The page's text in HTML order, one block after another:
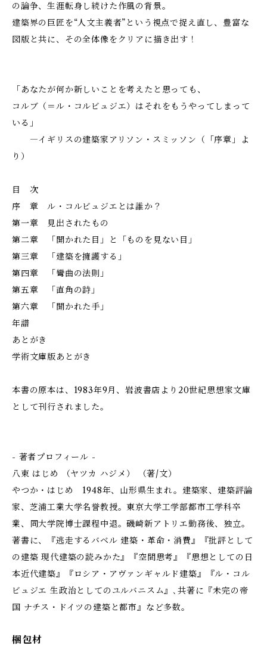
の論争、生涯転身し続けた作風の背景――。
建築界の巨匠を“人文主義者”という視点で捉え直し、豊富な
図版と共に、その全体像をクリアに描き出す！
「あなたが何か新しいことを考えたと思っても、
コルブ（＝ル・コルビュジエ）はそれをもうやってしまって
いる」
―イギリスの建築家アリソン・スミッソン（「序章」よ
り）
目 次
序 章 ル・コルビュジエとは誰か？
第一章 見出されたもの
第二章 「開かれた目」と「ものを見ない目」
第三章 「建築を擁護する」
第四章 「彎曲の法則」
第五章 「直角の詩」
第六章 「開かれた手」
年譜
あとがき
学術文庫版あとがき
本書の原本は、1983年9月、岩波書店より20世紀思想家文庫
として刊行されました。
- 著者プロフィール -
八束 はじめ （ヤツカ ハジメ） （著/文）
やつか・はじめ 1948年、山形県生まれ。建築家、建築評論
家、芝浦工業大学名誉教授。東京大学工学部都市工学科卒
業、同大学院博士課程中退。磯崎新アトリエ勤務後、独立。
著書に、『逃走するバベル 建築・革命・消費』『批評として
の建築 現代建築の読みかた』『空間思考』『思想としての日
本近代建築』『ロシア・アヴァンギャルド建築』『ル・コル
ビュジエ 生政治としてのユルバニスム』､共著に『未完の帝
国 ナチス・ドイツの建築と都市』など多数。
梱包材